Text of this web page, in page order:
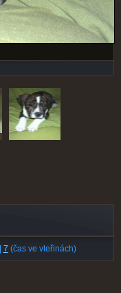
7 (čas ve vteřinách)